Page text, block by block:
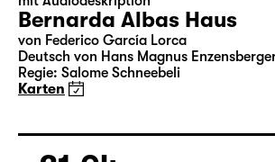
Sa 17.04.
19:30 Große Bühne
mit Audiodeskription
Bernarda Albas Haus
Regie: Salome Schneebeli
Karten